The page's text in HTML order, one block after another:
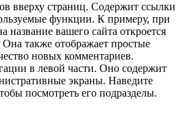
вверху страниц. Содержит ссылки
функции. К примеру, при
вашего сайта откроется
также отображает простые
новых комментариев.
в левой части. Оно содержит
экраны. Наведите
посмотреть его подразделы.